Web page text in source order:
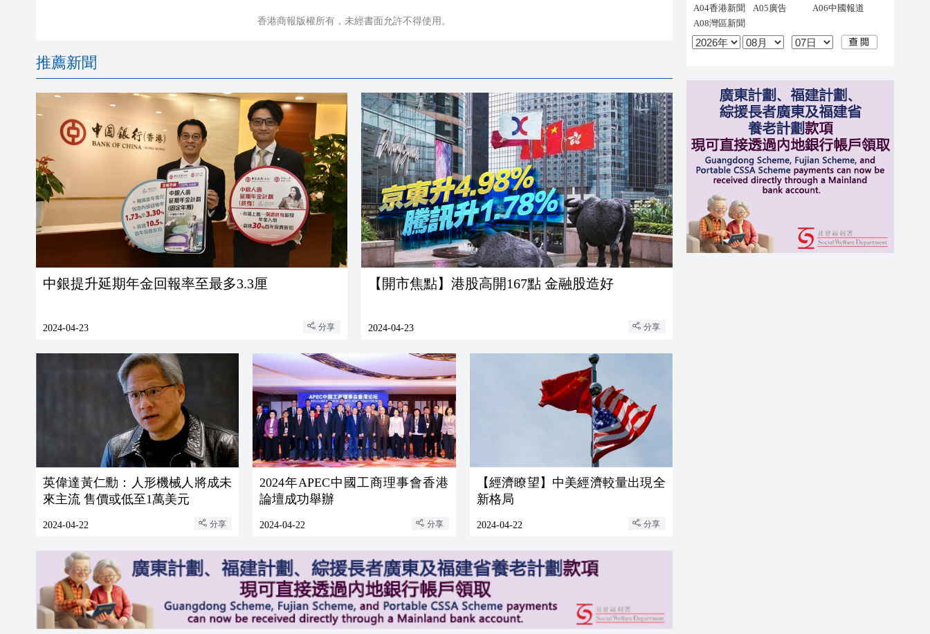
香港商報版權所有，未經書面允許不得使用。
推薦新聞
中銀提升延期年金回報率至最多3.3厘
2024-04-23 分享
【開市焦點】港股高開167點 金融股造好
2024-04-23 分享
英偉達黃仁勳：人形機械人將成未
來主流 售價或低至1萬美元
2024-04-22 分享
2024年APEC中國工商理事會香港
論壇成功舉辦
2024-04-22 分享
【經濟瞭望】中美經濟較量出現全
新格局
2024-04-22 分享